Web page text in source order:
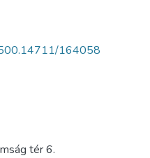
164058
tér 6.